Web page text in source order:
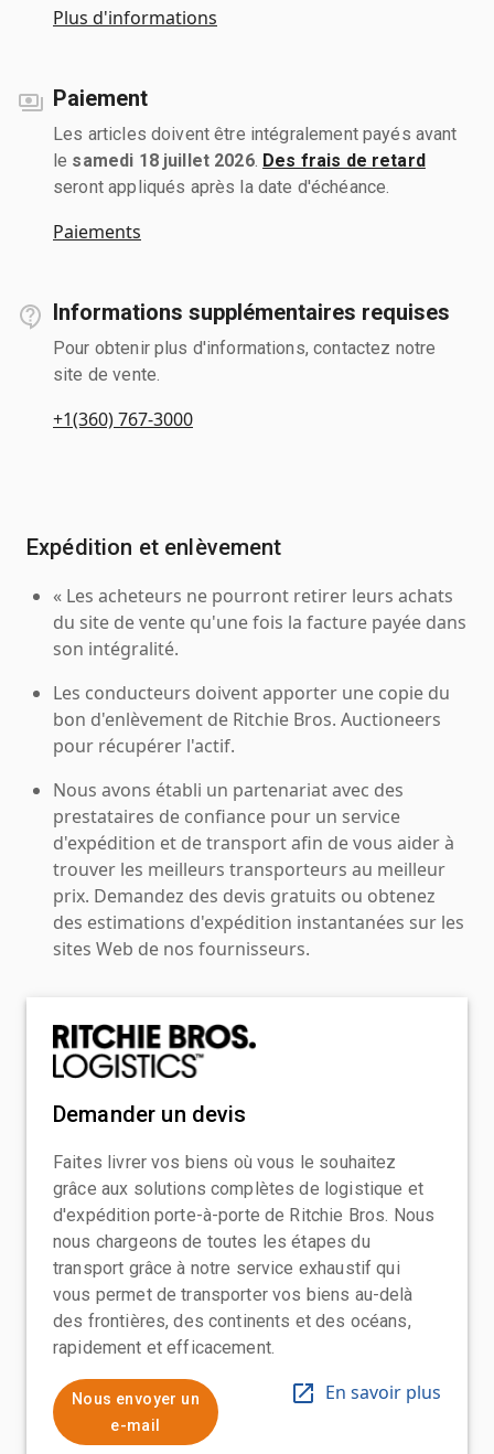
Plus d'informations
Paiement
Les articles doivent être intégralement payés avant
le samedi 18 juillet 2026. Des frais de retard
seront appliqués après la date d'échéance.
Paiements
Informations supplémentaires requises
Pour obtenir plus d'informations, contactez notre
site de vente.
+1(360) 767-3000
Expédition et enlèvement
« Les acheteurs ne pourront retirer leurs achats
du site de vente qu'une fois la facture payée dans
son intégralité.
Les conducteurs doivent apporter une copie du
bon d'enlèvement de Ritchie Bros. Auctioneers
pour récupérer l'actif.
Nous avons établi un partenariat avec des
prestataires de confiance pour un service
d'expédition et de transport afin de vous aider à
trouver les meilleurs transporteurs au meilleur
prix. Demandez des devis gratuits ou obtenez
des estimations d'expédition instantanées sur les
sites Web de nos fournisseurs.
Demander un devis
Faites livrer vos biens où vous le souhaitez
grâce aux solutions complètes de logistique et
d'expédition porte-à-porte de Ritchie Bros. Nous
nous chargeons de toutes les étapes du
transport grâce à notre service exhaustif qui
vous permet de transporter vos biens au-delà
des frontières, des continents et des océans,
rapidement et efficacement.
Nous envoyer un
e-mail
En savoir plus